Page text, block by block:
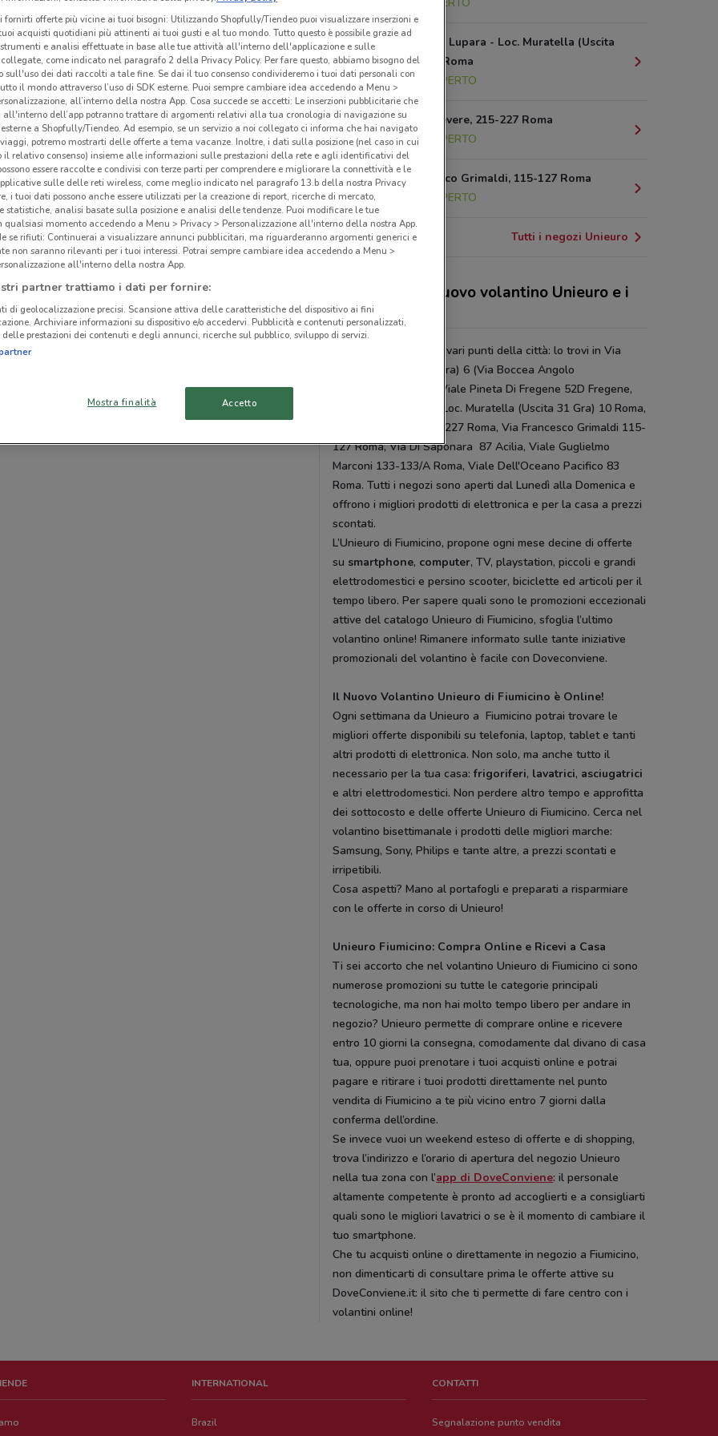
OSTIA LADISPOLI
POMEZIA MONTEROTONDO
ARICCIA
GUIDONIA
CIVITAVECCHIA
Via Di Valle Lupara - Loc. Muratella (Uscita
31 Gra), 10 Roma
10.3 km
APERTO
Viale Trastevere, 215-227 Roma
13.4 km
APERTO
Via Francesco Grimaldi, 115-127 Roma
APERTO
Tutti i negozi Unieuro
Gli sconti del nuovo volantino Unieuro e i
negozi
Unieuro è presente in vari punti della città: lo trovi in Via
Beverino - (Uscita 2 Gra) 6 (Via Boccea Angolo
Torrevecchia) Roma, Viale Pineta Di Fregene 52D Fregene,
Via Di Valle Lupara - Loc. Muratella (Uscita 31 Gra) 10 Roma,
Viale Trastevere 215-227 Roma, Via Francesco Grimaldi 115-
127 Roma, Via Di Saponara 87 Acilia, Viale Guglielmo
Marconi 133-133/A Roma, Viale Dell'Oceano Pacifico 83
Roma. Tutti i negozi sono aperti dal Lunedì alla Domenica e
offrono i migliori prodotti di elettronica e per la casa a prezzi
scontati.
L’Unieuro di Fiumicino, propone ogni mese decine di offerte
su smartphone, computer, TV, playstation, piccoli e grandi
elettrodomestici e persino scooter, biciclette ed articoli per il
tempo libero. Per sapere quali sono le promozioni eccezionali
attive del catalogo Unieuro di Fiumicino, sfoglia l’ultimo
volantino online! Rimanere informato sulle tante iniziative
promozionali del volantino è facile con Doveconviene.
Il Nuovo Volantino Unieuro di Fiumicino è Online!
Ogni settimana da Unieuro a Fiumicino potrai trovare le
migliori offerte disponibili su telefonia, laptop, tablet e tanti
altri prodotti di elettronica. Non solo, ma anche tutto il
necessario per la tua casa:frigoriferi, lavatrici, asciugatrici
e altri elettrodomestici. Non perdere altro tempo e approfitta
dei sottocosto e delle offerte Unieuro di Fiumicino. Cerca nel
volantino bisettimanale i prodotti delle migliori marche:
Samsung, Sony, Philips e tante altre, a prezzi scontati e
irripetibili.
Cosa aspetti? Mano al portafogli e preparati a risparmiare
con le offerte in corso di Unieuro!
Unieuro Fiumicino: Compra Online e Ricevi a Casa
Ti sei accorto che nel volantino Unieuro di Fiumicino ci sono
numerose promozioni su tutte le categorie principali
tecnologiche, ma non hai molto tempo libero per andare in
negozio? Unieuro permette di comprare online e ricevere
entro 10 giorni la consegna, comodamente dal divano di casa
tua, oppure puoi prenotare i tuoi acquisti online e potrai
pagare e ritirare i tuoi prodotti direttamente nel punto
vendita di Fiumicino a te più vicino entro 7 giorni dalla
conferma dell’ordine.
Se invece vuoi un weekend esteso di offerte e di shopping,
trova l’indirizzo e l’orario di apertura del negozio Unieuro
nella tua zona con l’app di DoveConviene: il personale
altamente competente è pronto ad accoglierti e a consigliarti
quali sono le migliori lavatrici o se è il momento di cambiare il
tuo smartphone.
Che tu acquisti online o direttamente in negozio a Fiumicino,
non dimenticarti di consultare prima le offerte attive su
DoveConviene.it: il sito che ti permette di fare centro con i
volantini online!
INTERNATIONAL
Brazil
CONTATTI
Segnalazione punto vendita
fornirti offerte più vicine ai tuoi bisogni: Utilizzando Shopfully/Tiendeo puoi visualizzare inserzioni e
acquisti quotidiani più attinenti ai tuoi gusti e al tuo mondo. Tutto questo è possibile grazie ad
e analisi effettuate in base alle tue attività all'interno dell'applicazione e sulle
come indicato nel paragrafo 2 della Privacy Policy. Per fare questo, abbiamo bisogno del
sull'uso dei dati raccolti a tale fine. Se dai il tuo consenso condivideremo i tuoi dati personali con
il mondo attraverso l’uso di SDK esterne. Puoi sempre cambiare idea accedendo a Menu >
all’interno della nostra App. Cosa succede se accetti: Le inserzioni pubblicitarie che
all'interno dell’app potranno trattare di argomenti relativi alla tua cronologia di navigazione su
a Shopfully/Tiendeo. Ad esempio, se un servizio a noi collegato ci informa che hai navigato
potremo mostrarti delle offerte a tema vacanze. Inoltre, i dati sulla posizione (nel caso in cui
il relativo consenso) insieme alle informazioni sulle prestazioni della rete e agli identificativi del
essere raccolte e condivisi con terze parti per comprendere e migliorare la connettività e le
sulle delle reti wireless, come meglio indicato nel paragrafo 13.b della nostra Privacy
i tuoi dati possono anche essere utilizzati per la creazione di report, ricerche di mercato,
statistiche, analisi basate sulla posizione e analisi delle tendenze. Puoi modificare le tue
qualsiasi momento accedendo a Menu > Privacy > Personalizzazione all'interno della nostra App.
se rifiuti: Continuerai a visualizzare annunci pubblicitari, ma riguarderanno argomenti generici e
non saranno rilevanti per i tuoi interessi. Potrai sempre cambiare idea accedendo a Menu >
all'interno della nostra App.
partner trattiamo i dati per fornire:
di geolocalizzazione precisi. Scansione attiva delle caratteristiche del dispositivo ai fini
Archiviare informazioni su dispositivo e/o accedervi. Pubblicità e contenuti personalizzati,
prestazioni dei contenuti e degli annunci, ricerche sul pubblico, sviluppo di servizi.
Mostra finalità Accetto